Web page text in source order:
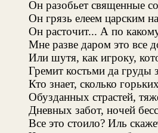
Он разобьет священные
Он грязь елеем царским
Он расточит... А по
Мне разве даром это все
Или шутя, как игроку,
Гремит костьми да груды
Кто знает, сколько
Обузданных страстей,
Дневных забот, ночей
Все это стоило? Иль